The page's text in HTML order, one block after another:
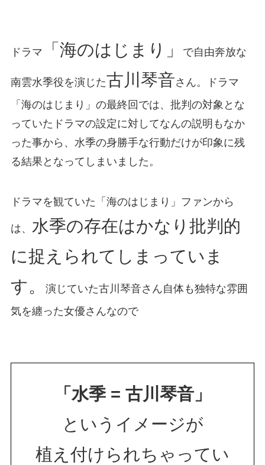
ドラマ 「海のはじまり」 で自由奔放な
南雲水季役を演じた古川琴音さん。ドラマ
「海のはじまり」の最終回では、批判の対象とな
っていたドラマの設定に対してなんの説明もなか
った事から、水季の身勝手な行動だけが印象に残
る結果となってしまいました。
ドラマを観ていた「海のはじまり」ファンから
は、 水季の存在はかなり批判的
に捉えられてしまっていま
す。
演じていた古川琴音さん自体も独特な雰囲
気を纏った女優さんなので
「水季 = 古川琴音」
というイメージが
植え付けられちゃってい